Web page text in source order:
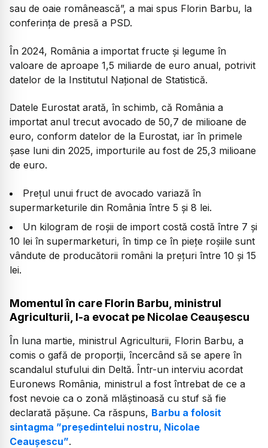
sau de oaie românească”, a mai spus Florin Barbu, la
conferința de presă a PSD.
În 2024, România a importat fructe şi legume în
valoare de aproape 1,5 miliarde de euro anual, potrivit
datelor de la Institutul Naţional de Statistică.
Datele Eurostat arată, în schimb, că România a
importat anul trecut avocado de 50,7 de milioane de
euro, conform datelor de la Eurostat, iar în primele
șase luni din 2025, importurile au fost de 25,3 milioane
de euro.
Prețul unui fruct de avocado variază în
supermarketurile din România între 5 și 8 lei.
Un kilogram de roșii de import costă costă între 7 și
10 lei în supermarketuri, în timp ce în piețe roșiile sunt
vândute de producătorii români la prețuri între 10 și 15
lei.
Momentul în care Florin Barbu, ministrul
Agriculturii, l-a evocat pe Nicolae Ceaușescu
În luna martie, ministrul Agriculturii, Florin Barbu, a
comis o gafă de proporții, încercând să se apere în
scandalul stufului din Deltă. Într-un interviu acordat
Euronews România, ministrul a fost întrebat de ce a
fost nevoie ca o zonă mlăștinoasă cu stuf să fie
declarată pășune. Ca răspuns, Barbu a folosit
sintagma ”președintelui nostru, Nicolae
Ceaușescu”.